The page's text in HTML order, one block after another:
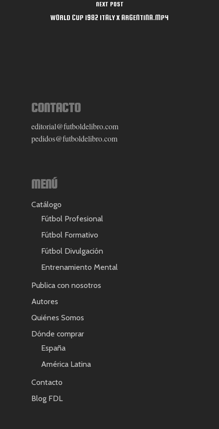
NEXT POST
WORLD CUP 1982 ITALY X ARGENTINA.MP4
CONTACTO
editorial@futboldelibro.com
pedidos@futboldelibro.com
MENÚ
Catálogo
Fútbol Profesional
Fútbol Formativo
Fútbol Divulgación
Entrenamiento Mental
Publica con nosotros
Autores
Quiénes Somos
Dónde comprar
España
América Latina
Contacto
Blog FDL